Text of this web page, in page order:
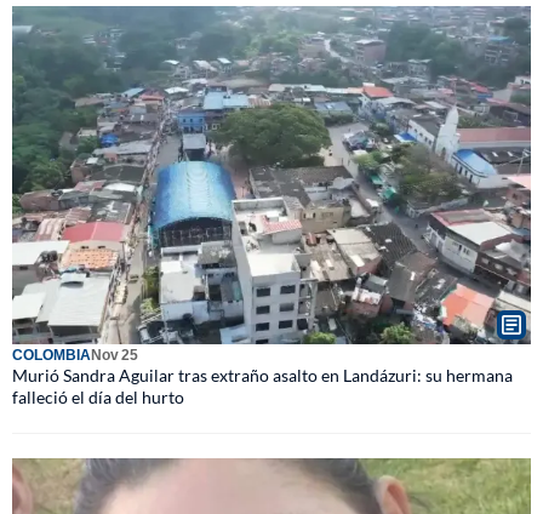
COLOMBIANov 25
Murió Sandra Aguilar tras extraño asalto en Landázuri: su hermana
falleció el día del hurto